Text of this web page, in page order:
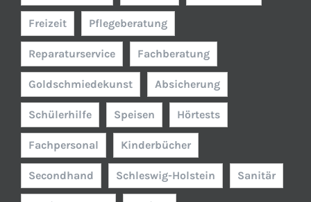
Freizeit Pflegeberatung
Reparaturservice Fachberatung
Goldschmiedekunst Absicherung
Schülerhilfe Speisen Hörtests
Fachpersonal Kinderbücher
Secondhand Schleswig-Holstein Sanitär